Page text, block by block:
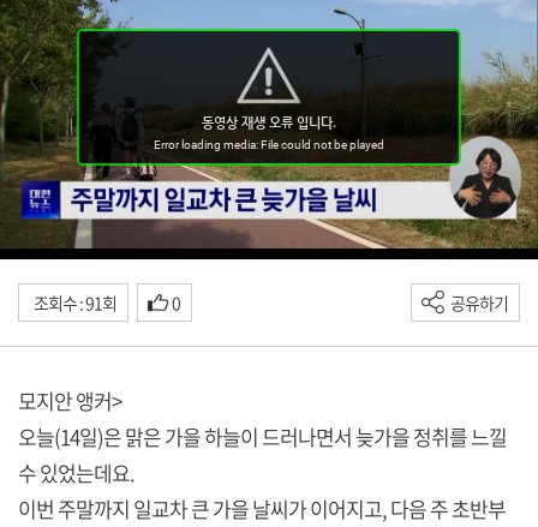
조회수 : 91회 0 공유하기
모지안 앵커>
오늘(14일)은 맑은 가을 하늘이 드러나면서 늦가을 정취를 느낄
수 있었는데요.
이번 주말까지 일교차 큰 가을 날씨가 이어지고, 다음 주 초반부